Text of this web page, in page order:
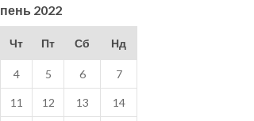
2022
Чт Пт Сб Нд
4 5 6 7
11 12 13 14